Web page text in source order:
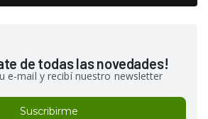
de todas las novedades!
e-mail y recibí nuestro newsletter
Suscribirme